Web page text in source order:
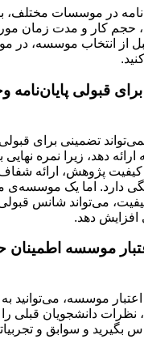
در موسسات مختلف،
حجم کار و مدت زمان مورد
از انتخاب موسسه، در
برای قبولی پایان‌نامه
تضمینی برای
دهد، زیرا نمره
کیفیت پژوهش، ارائه
دارد. اما یک موسسه‌ی
می‌تواند شانس
افزایش دهد.
موسسه
اعتبار موسسه، می‌توانید
نظرات دانشجویان قبلی
بگیرید و سوابق و